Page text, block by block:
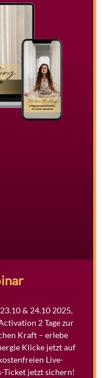
& 24.10 2025,
2 Tage zur
Kraft – erlebe
Klicke jetzt auf
Live-
Ticket jetzt sichern!